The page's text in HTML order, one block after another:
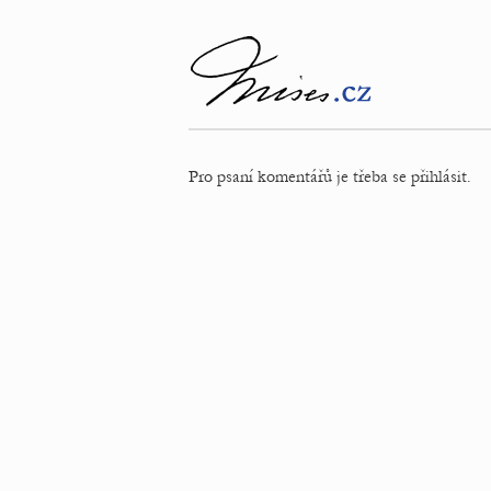
Pro psaní komentářů je třeba se přihlásit.